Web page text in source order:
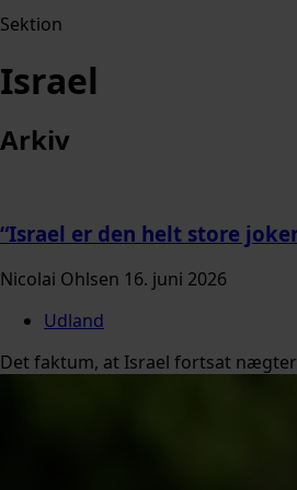
Sektion
Israel
Arkiv
“Israel er den helt store
Nicolai Ohlsen 16. juni 2026
Udland
Det faktum, at Israel fortsat